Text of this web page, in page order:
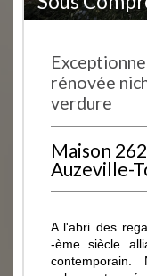
rénovée
verdure
Maison
Auzeville-
A l'abri des
-ème siècle